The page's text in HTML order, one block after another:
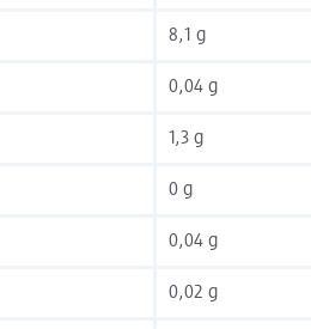
8,1 g
0,04 g
1,3 g
0 g
0,04 g
0,02 g